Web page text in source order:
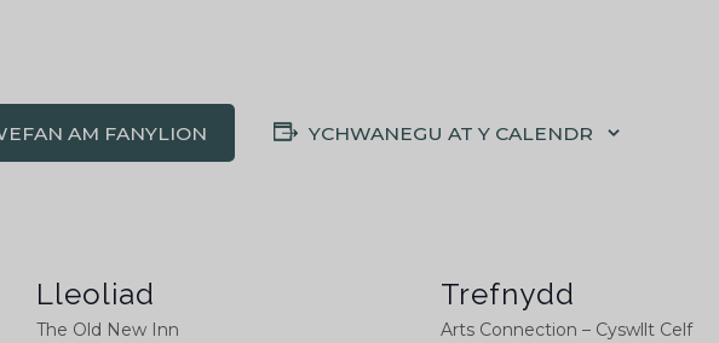
AM FANYLION YCHWANEGU AT Y CALENDR
Lleoliad
The Old New Inn
Trefnydd
Arts Connection – Cyswllt Celf